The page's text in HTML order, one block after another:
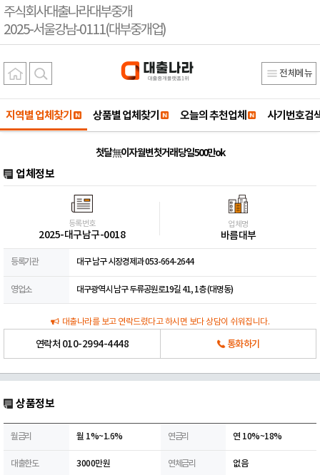
주식회사대출나라대부중개
2025-서울강남-0111(대부중개업)
전체메뉴
지역별 업체찾기 상품별 업체찾기 오늘의 추천업체 사기번호검
첫달 無이자 월변 첫거래 당일 500만ok
업체정보
등록번호
2025-대구남구-0018
업체명
바름대부
등록기관 대구 남구 시장경제과 053-664-2644
영업소 대구광역시 남구 두류공원로19길 41, 1층 (대명동)
대출나라를 보고 연락드렸다고 하시면 보다 상담이 쉬워집니다.
연락처 010-2994-4448 통화하기
상품정보
월금리 월 1%~1.6% 연금리 연 10%~18%
대출한도 3000만원 연체금리 없음